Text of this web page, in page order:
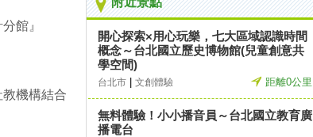
館』
機構結合
開心探索×用心玩樂，七大區域認識時間
概念～台北國立歷史博物館(兒童創意共
學空間)
台北市 文創體驗 距離0公里
無料體驗！小小播音員～台北國立教育廣
播電台